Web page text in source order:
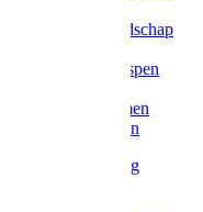
Meetgereedschap
Vijlen / Raspen
Lijmklemmen
Waterpassen
Bouwbeslag